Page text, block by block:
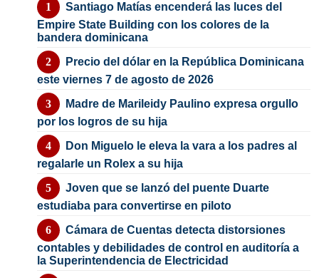
Santiago Matías encenderá las luces del
Empire State Building con los colores de la
bandera dominicana
Precio del dólar en la República Dominicana
este viernes 7 de agosto de 2026
Madre de Marileidy Paulino expresa orgullo
por los logros de su hija
Don Miguelo le eleva la vara a los padres al
regalarle un Rolex a su hija
Joven que se lanzó del puente Duarte
estudiaba para convertirse en piloto
Cámara de Cuentas detecta distorsiones
contables y debilidades de control en auditoría a
la Superintendencia de Electricidad